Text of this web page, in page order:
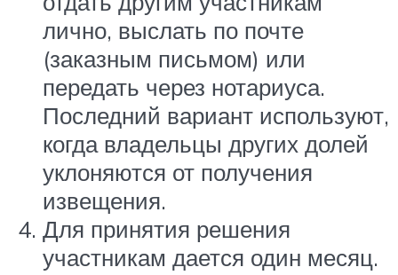
лично, выслать по почте
(заказным письмом) или
передать через нотариуса.
Последний вариант используют,
когда владельцы других долей
уклоняются от получения
извещения.
Для принятия решения
участникам дается один месяц.